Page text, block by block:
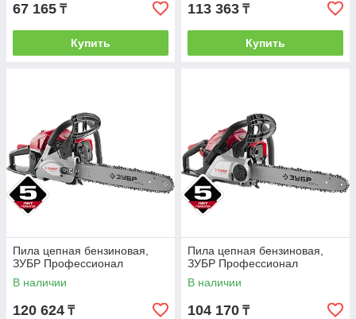
67 165 ₸
Купить
113 363 ₸
Купить
Пила цепная бензиновая,
ЗУБР Профессионал
В наличии
120 624 ₸
Пила цепная бензиновая,
ЗУБР Профессионал
В наличии
104 170 ₸